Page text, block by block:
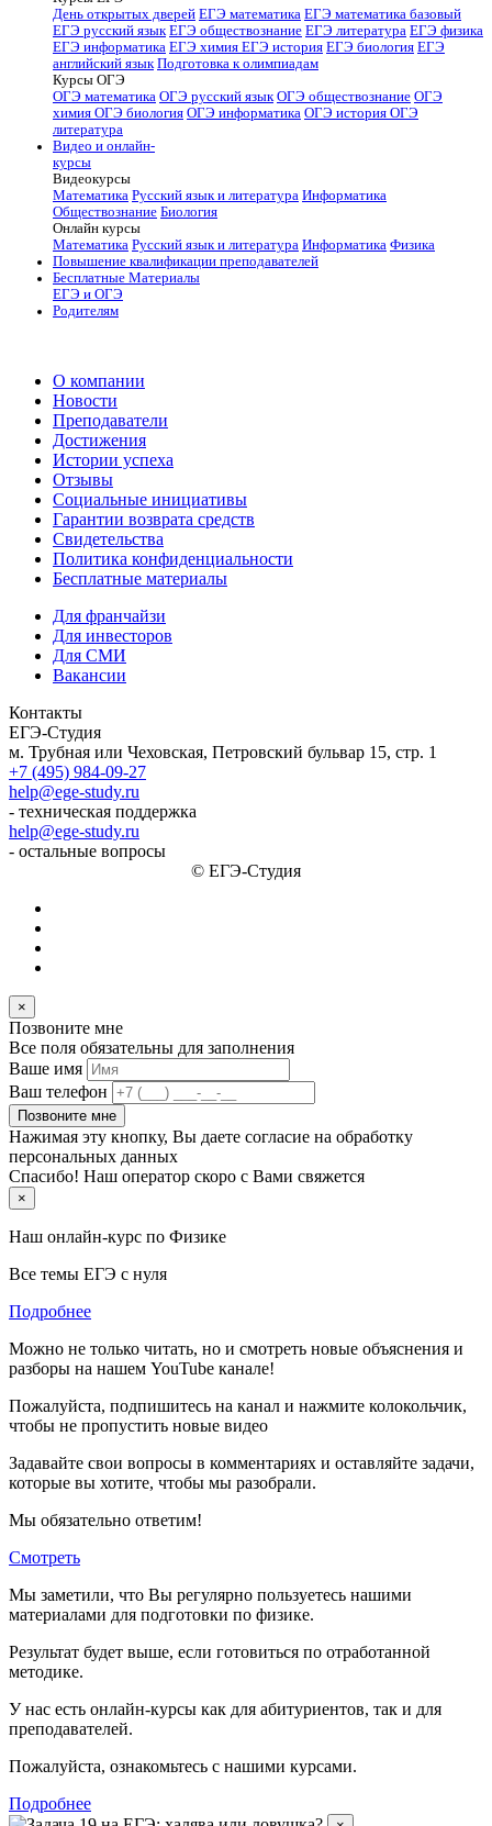
День открытых дверей ЕГЭ математика ЕГЭ математика базовый
ЕГЭ русский язык ЕГЭ обществознание ЕГЭ литература ЕГЭ физика
ЕГЭ информатика ЕГЭ химия ЕГЭ история ЕГЭ биология ЕГЭ
английский язык Подготовка к олимпиадам
Курсы ОГЭ
ОГЭ математика ОГЭ русский язык ОГЭ обществознание ОГЭ
химия ОГЭ биология ОГЭ информатика ОГЭ история ОГЭ
литература
Видео и онлайн-
курсы
Видеокурсы
Математика Русский язык и литература Информатика
Обществознание Биология
Онлайн курсы
Математика Русский язык и литература Информатика Физика
Повышение квалификации преподавателей
Бесплатные Материалы
ЕГЭ и ОГЭ
Родителям
О компании
Новости
Преподаватели
Достижения
Истории успеха
Отзывы
Социальные инициативы
Гарантии возврата средств
Свидетельства
Политика конфиденциальности
Бесплатные материалы
Для франчайзи
Для инвесторов
Для СМИ
Вакансии
Контакты
ЕГЭ-Студия
м. Трубная или Чеховская, Петровский бульвар 15, стр. 1
+7 (495) 984-09-27
help@ege-study.ru
- техническая поддержка
help@ege-study.ru
- остальные вопросы
© ЕГЭ-Студия
×
Позвоните мне
Все поля обязательны для заполнения
Ваше имя
Ваш телефон
Позвоните мне
Нажимая эту кнопку, Вы даете согласие на обработку
персональных данных
Спасибо! Наш оператор скоро с Вами свяжется
×
Наш онлайн-курс по Физике
Все темы ЕГЭ с нуля
Подробнее
Можно не только читать, но и смотреть новые объяснения и
разборы на нашем YouTube канале!
Пожалуйста, подпишитесь на канал и нажмите колокольчик,
чтобы не пропустить новые видео
Задавайте свои вопросы в комментариях и оставляйте задачи,
которые вы хотите, чтобы мы разобрали.
Мы обязательно ответим!
Смотреть
Мы заметили, что Вы регулярно пользуетесь нашими
материалами для подготовки по физике.
Результат будет выше, если готовиться по отработанной
методике.
У нас есть онлайн-курсы как для абитуриентов, так и для
преподавателей.
Пожалуйста, ознакомьтесь с нашими курсами.
Подробнее